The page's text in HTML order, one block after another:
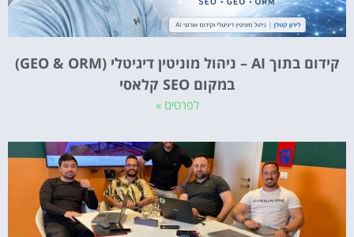
קידום בתוך AI – ניהול מוניטין דיגיטלי (GEO & ORM)
במקום SEO קלאסי
לפרטים »